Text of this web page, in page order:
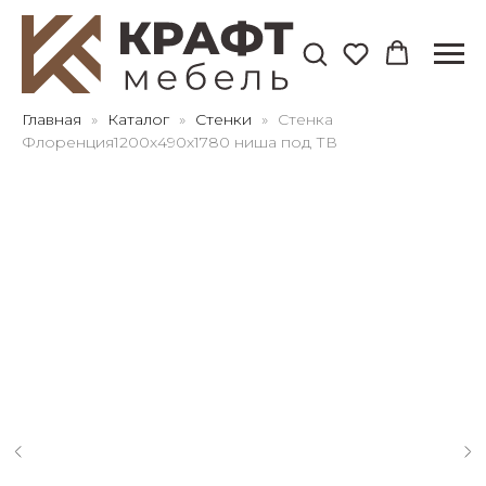
Главная Каталог Стенки
Стенка
Флоренция1200х490х1780 ниша под ТВ